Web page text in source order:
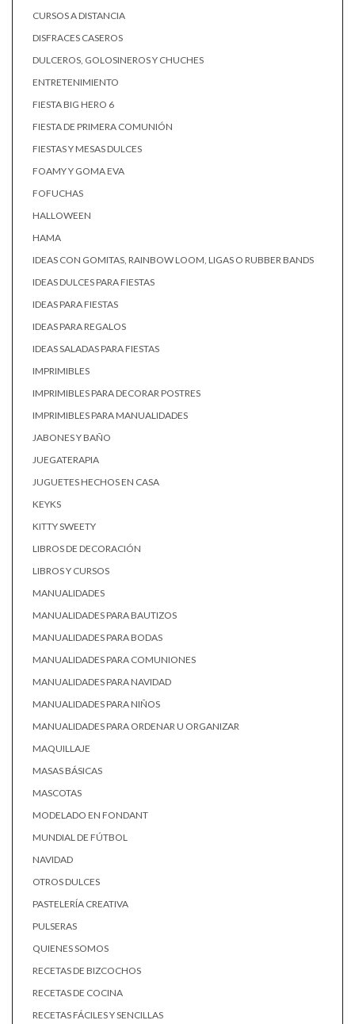
CURSOS A DISTANCIA
DISFRACES CASEROS
DULCEROS, GOLOSINEROS Y CHUCHES
ENTRETENIMIENTO
FIESTA BIG HERO 6
FIESTA DE PRIMERA COMUNIÓN
FIESTAS Y MESAS DULCES
FOAMY Y GOMA EVA
FOFUCHAS
HALLOWEEN
HAMA
IDEAS CON GOMITAS, RAINBOW LOOM, LIGAS O RUBBER BANDS
IDEAS DULCES PARA FIESTAS
IDEAS PARA FIESTAS
IDEAS PARA REGALOS
IDEAS SALADAS PARA FIESTAS
IMPRIMIBLES
IMPRIMIBLES PARA DECORAR POSTRES
IMPRIMIBLES PARA MANUALIDADES
JABONES Y BAÑO
JUEGATERAPIA
JUGUETES HECHOS EN CASA
KEYKS
KITTY SWEETY
LIBROS DE DECORACIÓN
LIBROS Y CURSOS
MANUALIDADES
MANUALIDADES PARA BAUTIZOS
MANUALIDADES PARA BODAS
MANUALIDADES PARA COMUNIONES
MANUALIDADES PARA NAVIDAD
MANUALIDADES PARA NIÑOS
MANUALIDADES PARA ORDENAR U ORGANIZAR
MAQUILLAJE
MASAS BÁSICAS
MASCOTAS
MODELADO EN FONDANT
MUNDIAL DE FÚTBOL
NAVIDAD
OTROS DULCES
PASTELERÍA CREATIVA
PULSERAS
QUIENES SOMOS
RECETAS DE BIZCOCHOS
RECETAS DE COCINA
RECETAS FÁCILES Y SENCILLAS